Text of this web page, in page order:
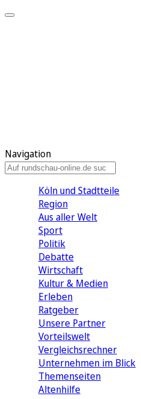
Navigation
Köln und Stadtteile
Region
Aus aller Welt
Sport
Politik
Debatte
Wirtschaft
Kultur & Medien
Erleben
Ratgeber
Unsere Partner
Vorteilswelt
Vergleichsrechner
Unternehmen im Blick
Themenseiten
Altenhilfe